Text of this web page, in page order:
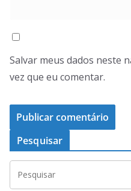
Salvar meus dados neste
vez que eu comentar.
Pesquisar